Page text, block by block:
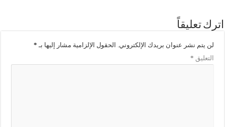
اترك تعليقاً
لن يتم نشر عنوان بريدك الإلكتروني. الحقول الإلزامية مشار إليها بـ *
التعليق *